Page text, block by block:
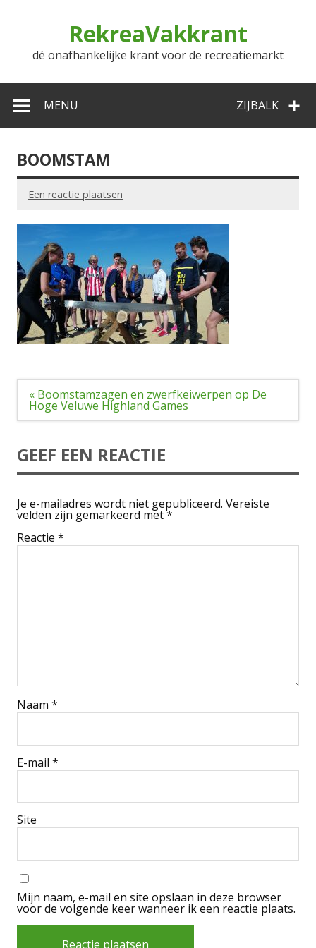
RekreaVakkrant
dé onafhankelijke krant voor de recreatiemarkt
ZIJBALK
MENU
BOOMSTAM
Een reactie plaatsen
Bericht
navigatie
« Boomstamzagen en zwerfkeiwerpen op De
Hoge Veluwe Highland Games
GEEF EEN REACTIE
Je e-mailadres wordt niet gepubliceerd. Vereiste
velden zijn gemarkeerd met*
Reactie *
Naam *
E-mail *
Site
Mijn naam, e-mail en site opslaan in deze browser
voor de volgende keer wanneer ik een reactie plaats.